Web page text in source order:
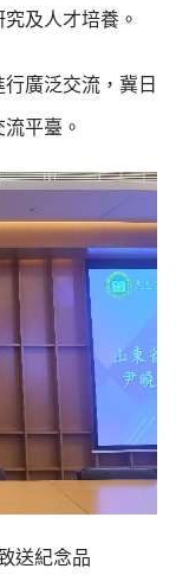
及人才培養。
廣泛交流，冀日
平臺。
送紀念品